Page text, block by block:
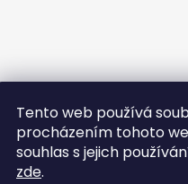
Tento web používá
procházením tohoto
souhlas s jejich
zde.